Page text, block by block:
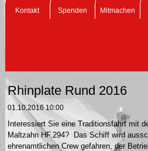
Kontakt
Spenden Mitmachen
Rhinplate Rund 2016
01.10.2016 10:00
Interessiert Sie eine Traditionsfahrt mit
Maltzahn HF.294? Das Schiff wird
ehrenamtlichen Crew gefahren, der